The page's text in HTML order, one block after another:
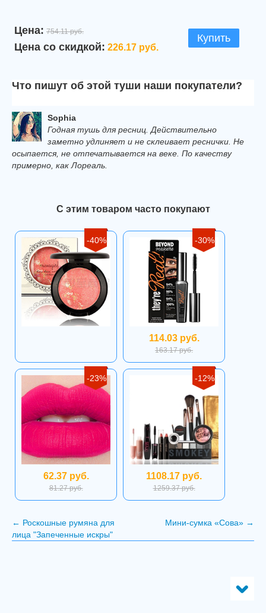
Цена: 754.11 руб.
Цена со скидкой: 226.17 руб.
Купить
Что пишут об этой туши наши покупатели?
Sophia
Годная тушь для ресниц. Действительно
заметно удлиняет и не склеивает реснички. Не
осыпается, не отпечатывается на веке. По качеству
примерно, как Лореаль.
С этим товаром часто покупают
-40% -30%
114.03 руб.
163.17 руб.
-23%
62.37 руб.
81.27 руб.
-12%
1108.17 руб.
1259.37 руб.
← Роскошные румяна для
лица "Запеченные искры"
Мини-сумка «Сова» →